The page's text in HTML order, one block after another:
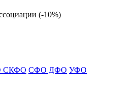
(-10%)
CФО ДФО УФО